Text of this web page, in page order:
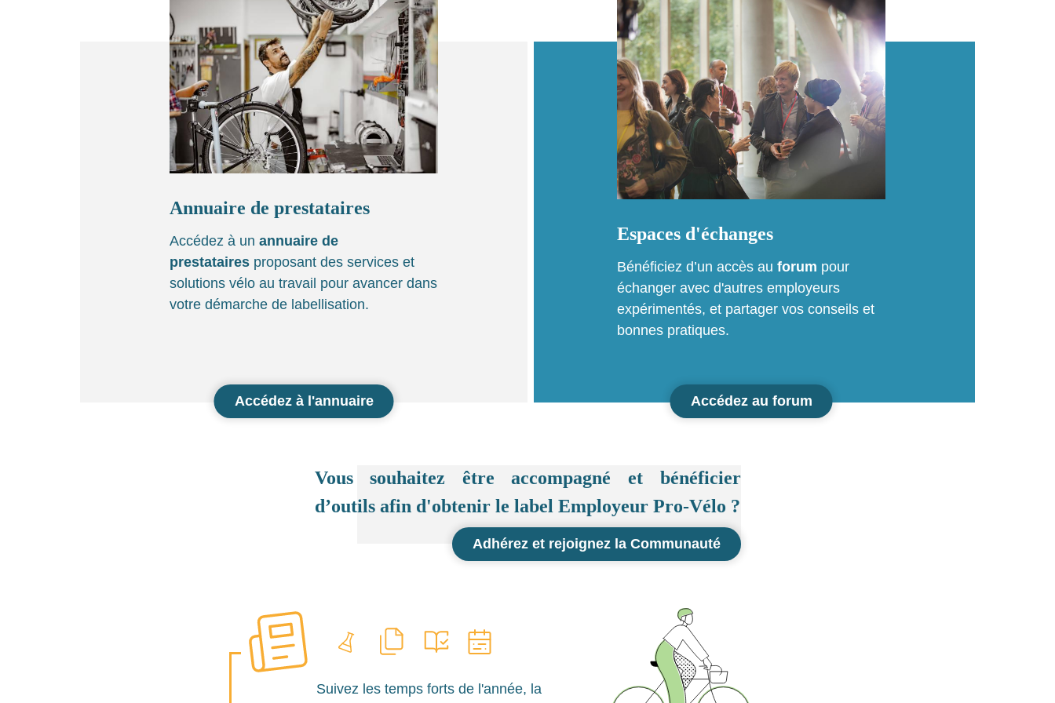
Annuaire de prestataires
Accédez à un annuaire de
prestataires proposant des services et
solutions vélo au travail pour avancer dans
votre démarche de labellisation.
Accédez à l'annuaire
Espaces d'échanges
Bénéficiez d’un accès au forum pour
échanger avec d'autres employeurs
expérimentés, et partager vos conseils et
bonnes pratiques.
Accédez au forum
Vous souhaitez être accompagné et bénéficier
d’outils afin d'obtenir le label Employeur Pro-Vélo ?
Adhérez et rejoignez la Communauté
Suivez les temps forts de l'année, la